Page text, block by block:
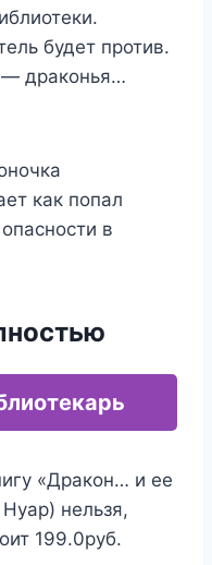
будет против.
драконья…
как попал
в
«Дракон… и ее
нельзя,
199.0руб.